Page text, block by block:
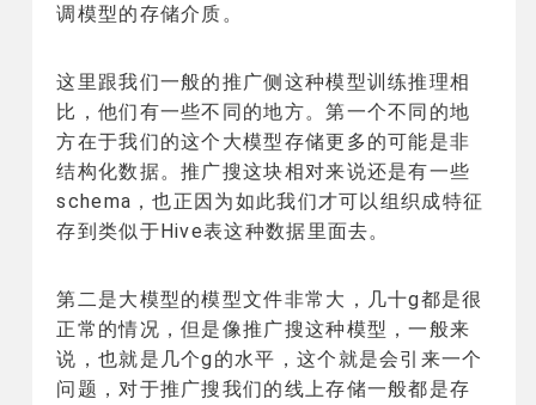
调模型的存储介质。
这里跟我们一般的推广侧这种模型训练推理相
比，他们有一些不同的地方。第一个不同的地
方在于我们的这个大模型存储更多的可能是非
结构化数据。推广搜这块相对来说还是有一些
schema，也正因为如此我们才可以组织成特征
存到类似于Hive表这种数据里面去。
第二是大模型的模型文件非常大，几十g都是很
正常的情况，但是像推广搜这种模型，一般来
说，也就是几个g的水平，这个就是会引来一个
问题，对于推广搜我们的线上存储一般都是存